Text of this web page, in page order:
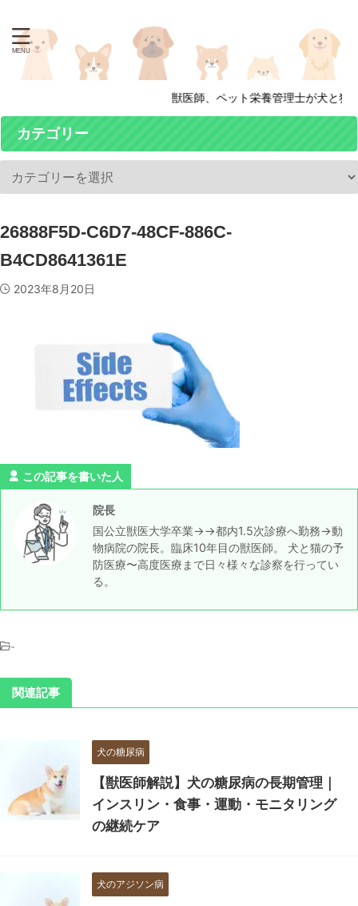
獣医師、ペット栄養管理士が犬と猫
カテゴリー
26888F5D-C6D7-48CF-886C-
B4CD8641361E
2023年8月20日
この記事を書いた人
院長
国公立獣医大学卒業→→都内1.5次診療へ勤務→動
物病院の院長。臨床10年目の獣医師。 犬と猫の予
防医療〜高度医療まで日々様々な診察を行ってい
る。
-
関連記事
犬の糖尿病
【獣医師解説】犬の糖尿病の長期管理｜
インスリン・食事・運動・モニタリング
の継続ケア
犬のアジソン病